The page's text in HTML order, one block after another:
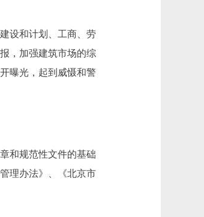
设和计划、工商、劳
，加强建筑市场的综
曝光，起到威慑和警
和规范性文件的基础
理办法》、《北京市